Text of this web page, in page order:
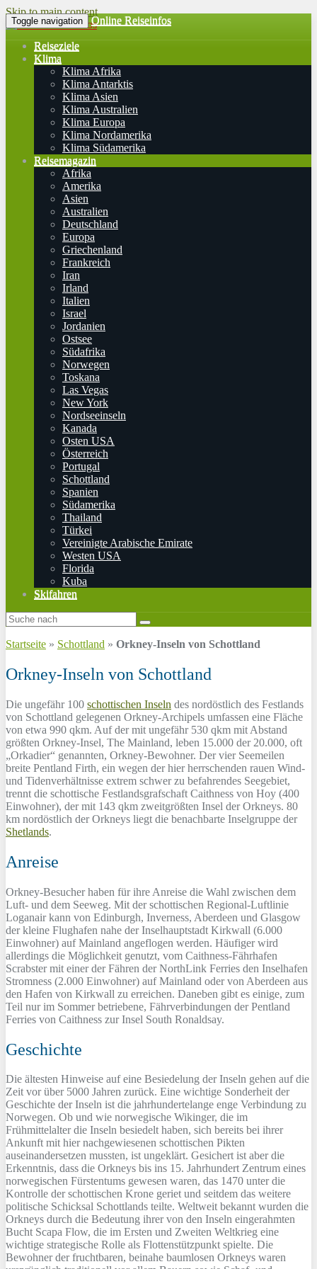
Skip to main content
Toggle navigation Online Reiseinfos
Reiseziele
Klima
Klima Afrika
Klima Antarktis
Klima Asien
Klima Australien
Klima Europa
Klima Nordamerika
Klima Südamerika
Reisemagazin
Afrika
Amerika
Asien
Australien
Deutschland
Europa
Griechenland
Frankreich
Iran
Irland
Italien
Israel
Jordanien
Ostsee
Südafrika
Norwegen
Toskana
Las Vegas
New York
Nordseeinseln
Kanada
Osten USA
Österreich
Portugal
Schottland
Spanien
Südamerika
Thailand
Türkei
Vereinigte Arabische Emirate
Westen USA
Florida
Kuba
Skifahren
Startseite » Schottland » Orkney-Inseln von Schottland
Orkney-Inseln von Schottland
Die ungefähr 100 schottischen Inseln des nordöstlich des Festlands
von Schottland gelegenen Orkney-Archipels umfassen eine Fläche
von etwa 990 qkm. Auf der mit ungefähr 530 qkm mit Abstand
größten Orkney-Insel, The Mainland, leben 15.000 der 20.000, oft
„Orkadier“ genannten, Orkney-Bewohner. Der vier Seemeilen
breite Pentland Firth, ein wegen der hier herrschenden rauen Wind-
und Tidenverhältnisse extrem schwer zu befahrendes Seegebiet,
trennt die schottische Festlandsgrafschaft Caithness von Hoy (400
Einwohner), der mit 143 qkm zweitgrößten Insel der Orkneys. 80
km nordöstlich der Orkneys liegt die benachbarte Inselgruppe der
Shetlands.
Anreise
Orkney-Besucher haben für ihre Anreise die Wahl zwischen dem
Luft- und dem Seeweg. Mit der schottischen Regional-Luftlinie
Loganair kann von Edinburgh, Inverness, Aberdeen und Glasgow
der kleine Flughafen nahe der Inselhauptstadt Kirkwall (6.000
Einwohner) auf Mainland angeflogen werden. Häufiger wird
allerdings die Möglichkeit genutzt, vom Caithness-Fährhafen
Scrabster mit einer der Fähren der NorthLink Ferries den Inselhafen
Stromness (2.000 Einwohner) auf Mainland oder von Aberdeen aus
den Hafen von Kirkwall zu erreichen. Daneben gibt es einige, zum
Teil nur im Sommer betriebene, Fährverbindungen der Pentland
Ferries von Caithness zur Insel South Ronaldsay.
Geschichte
Die ältesten Hinweise auf eine Besiedelung der Inseln gehen auf die
Zeit vor über 5000 Jahren zurück. Eine wichtige Sonderheit der
Geschichte der Inseln ist die jahrhundertelange enge Verbindung zu
Norwegen. Ob und wie norwegische Wikinger, die im
Frühmittelalter die Inseln besiedelt haben, sich bereits bei ihrer
Ankunft mit hier nachgewiesenen schottischen Pikten
auseinandersetzen mussten, ist ungeklärt. Gesichert ist aber die
Erkenntnis, dass die Orkneys bis ins 15. Jahrhundert Zentrum eines
norwegischen Fürstentums gewesen waren, das 1470 unter die
Kontrolle der schottischen Krone geriet und seitdem das weitere
politische Schicksal Schottlands teilte. Weltweit bekannt wurden die
Orkneys durch die Bedeutung ihrer von den Inseln eingerahmten
Bucht Scapa Flow, die im Ersten und Zweiten Weltkrieg eine
wichtige strategische Rolle als Flottenstützpunkt spielte. Die
Bewohner der fruchtbaren, beinahe baumlosen Orkneys waren